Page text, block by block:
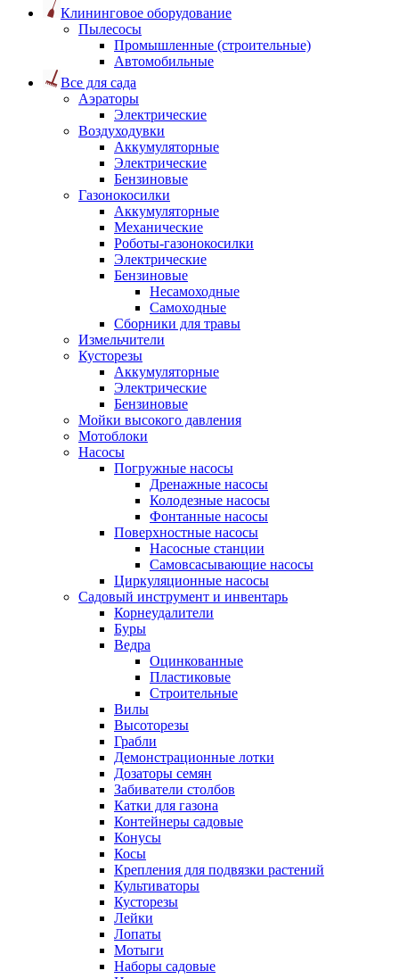
Клининговое оборудование
Пылесосы
Промышленные (строительные)
Автомобильные
Все для сада
Аэраторы
Электрические
Воздуходувки
Аккумуляторные
Электрические
Бензиновые
Газонокосилки
Аккумуляторные
Механические
Роботы-газонокосилки
Электрические
Бензиновые
Несамоходные
Самоходные
Сборники для травы
Измельчители
Кусторезы
Аккумуляторные
Электрические
Бензиновые
Мойки высокого давления
Мотоблоки
Насосы
Погружные насосы
Дренажные насосы
Колодезные насосы
Фонтанные насосы
Поверхностные насосы
Насосные станции
Самовсасывающие насосы
Циркуляционные насосы
Садовый инструмент и инвентарь
Корнеудалители
Буры
Ведра
Оцинкованные
Пластиковые
Строительные
Вилы
Высоторезы
Грабли
Демонстрационные лотки
Дозаторы семян
Забиватели столбов
Катки для газона
Контейнеры садовые
Конусы
Косы
Крепления для подвязки растений
Культиваторы
Кусторезы
Лейки
Лопаты
Мотыги
Наборы садовые